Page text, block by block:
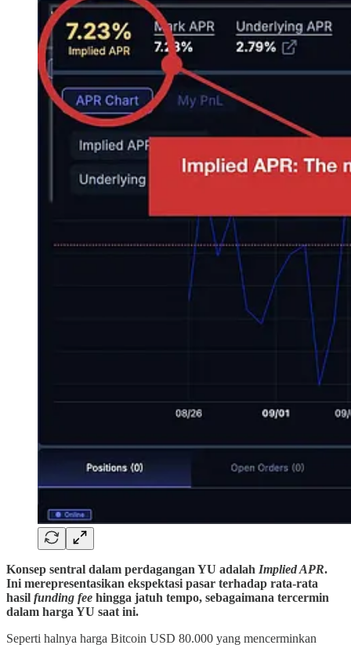
Konsep sentral dalam perdagangan YU adalah Implied APR.
Ini merepresentasikan ekspektasi pasar terhadap rata-rata
hasil funding fee hingga jatuh tempo, sebagaimana tercermin
dalam harga YU saat ini.
Seperti halnya harga Bitcoin USD 80.000 yang mencerminkan